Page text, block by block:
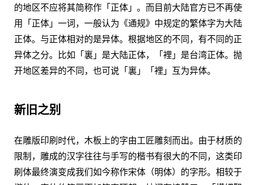
的地区不应将其简称作「正体」。而目前大陆官方已不再使
用「正体」一词，一般认为《通规》中规定的繁体字为大陆
正体。与正体相对的是异体。根据地区的不同，有不同的正
异体之分。比如「裏」是大陆正体，「裡」是台湾正体。抛
开地区差异的不同，也可说「裏」「裡」互为异体。
新旧之别
在雕版印刷时代，木板上的字由工匠雕刻而出。由于材质的
限制，雕成的汉字往往与手写的楷书有很大的不同，这类印
刷体最终演变成我们如今称作宋体（明体）的字形。相较于